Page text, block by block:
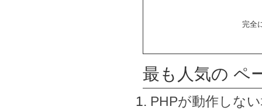
完全
最も人気の ペ
PHPが動作しな